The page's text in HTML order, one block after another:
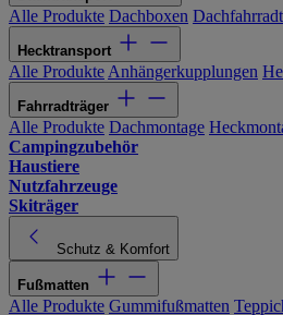
Alle Produkte Dachboxen
Hecktransport
Alle Produkte Anhängerkupplungen
Fahrradträger
Alle Produkte Dachmontage
Campingzubehör
Haustiere
Nutzfahrzeuge
Skiträger
Schutz & Komfort
Fußmatten
Alle Produkte Gummifußmatten